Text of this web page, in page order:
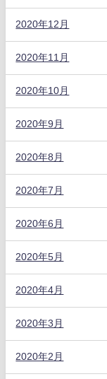
2020年12月
2020年11月
2020年10月
2020年9月
2020年8月
2020年7月
2020年6月
2020年5月
2020年4月
2020年3月
2020年2月